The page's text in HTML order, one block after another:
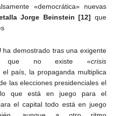
«democrática» nuevas
Jorge Beinstein[12] que
ha demostrado tras una exigente
que no existe «crisis
el país, la propaganda multiplica
las elecciones presidenciales el
que está en juego para el
el capital todo está en juego